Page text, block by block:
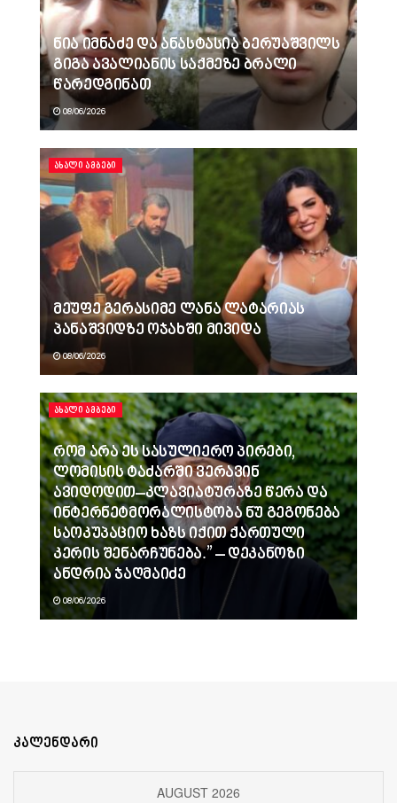
ნია იმნაძე და ანასტასია ბერუაშვილს
გიგა ავალიანის საქმეზე ბრალი
წარედგინათ
08/06/2026
ᲐᲮᲐᲚᲘ ᲐᲛᲑᲔᲑᲘ
მეუფე გერასიმე ლანა ლატარიას
პანაშვიდზე ოჯახში მივიდა
08/06/2026
ᲐᲮᲐᲚᲘ ᲐᲛᲑᲔᲑᲘ
რომ არა ეს სასულიერო პირები,
ლომისის ტაძარში ვერავინ
ავიდოდით–კლავიატურაზე წერა და
ინტერნეტმორალისტობა ნუ გეგონება
საოკუპაციო ხაზს იქით ქართული
კერის შენარჩუნება.” – დეკანოზი
ანდრია ჯაღმაიძე
08/06/2026
კალენდარი
AUGUST 2026